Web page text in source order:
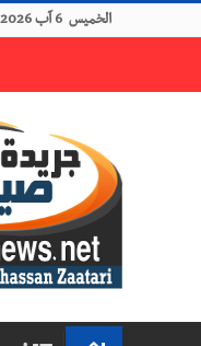
الخميس 6 آب 2026 م الموافق 22 صفر 1448 هـ